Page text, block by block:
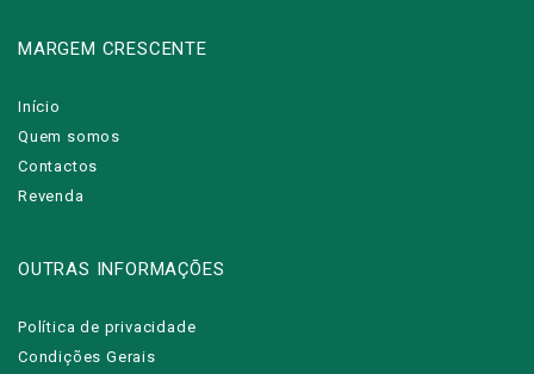
MARGEM CRESCENTE
Início
Quem somos
Contactos
Revenda
OUTRAS INFORMAÇÕES
Política de privacidade
Condições Gerais